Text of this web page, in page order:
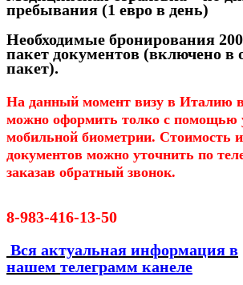
пребывания (1 евро в день)
Необходимые бронирования
пакет документов (включено в
пакет).
На данный момент визу в Италию
можно оформить толко с помощью
мобильной биометрии. Стоимость
документов можно уточнить по
заказав обратный звонок.
8-983-416-13-50
Вся актуальная информация в
нашем телеграмм канеле